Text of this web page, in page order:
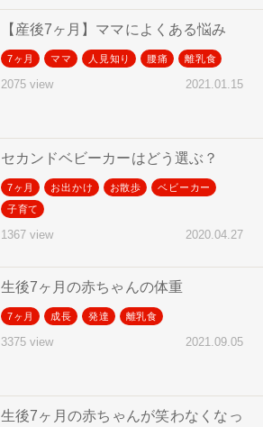
【産後7ヶ月】ママによくある悩み
7ヶ月 ママ 人見知り 腰痛 離乳食
2075 view 2021.01.15
セカンドベビーカーはどう選ぶ？
7ヶ月 お出かけ お散歩
ベビーカー
子育て
1367 view 2020.04.27
生後7ヶ月の赤ちゃんの体重
7ヶ月 成長 発達 離乳食
3375 view 2021.09.05
生後7ヶ月の赤ちゃんが笑わなくなっ